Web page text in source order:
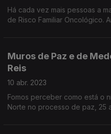
Há cada vez mais pessoas a
de Risco Familiar Oncológico.
Muros de Paz e de
Reis
10 abr. 2023
Fomos perceber como está o
Norte no processo de paz, 25